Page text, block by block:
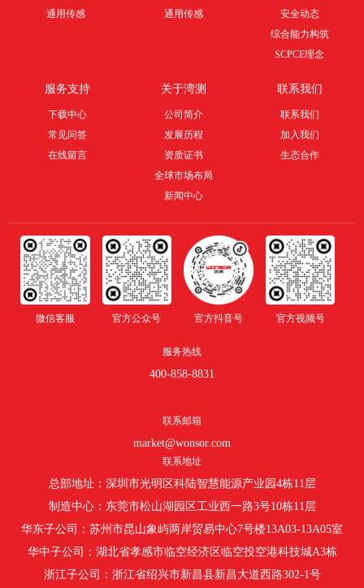
通用传感
通用传感
安全动态
综合能力构筑
SCPCE理念
服务支持
下载中心
常见问答
在线留言
关于湾测
公司简介
发展历程
资质证书
全球市场布局
新闻中心
联系我们
联系我们
加入我们
生态合作
微信客服 官方公众号 官方抖音号 官方视频号
服务热线
400-858-8831
联系邮箱
market@wonsor.com
联系地址
总部地址：深圳市光明区科陆智慧能源产业园4栋11层
制造中心：东莞市松山湖园区工业西一路3号10栋11层
华东子公司：苏州市昆山象屿两岸贸易中心7号楼13A03-13A05室
华中子公司：湖北省孝感市临空经济区临空投空港科技城A3栋
浙江子公司：浙江省绍兴市新昌县新昌大道西路302-1号